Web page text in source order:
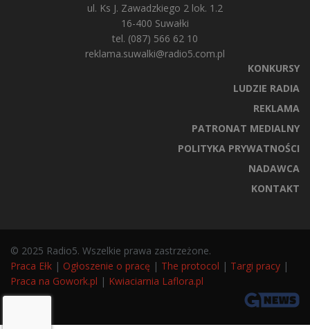
ul. Ks J. Zawadzkiego 2 lok. 1.2
16-400 Suwałki
tel. (087) 566 62 10
reklama.suwalki@radio5.com.pl
KONKURSY
LUDZIE RADIA
REKLAMA
PATRONAT MEDIALNY
POLITYKA PRYWATNOŚCI
NADAWCA
KONTAKT
© 2025 Radio5. Wszelkie prawa zastrzeżone.
Praca Ełk | Ogłoszenie o pracę | The protocol | Targi pracy |
Praca na Gowork.pl | Kwiaciarnia Laflora.pl